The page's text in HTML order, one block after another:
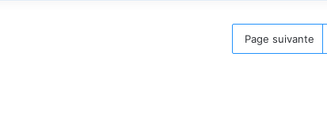
Page suivante